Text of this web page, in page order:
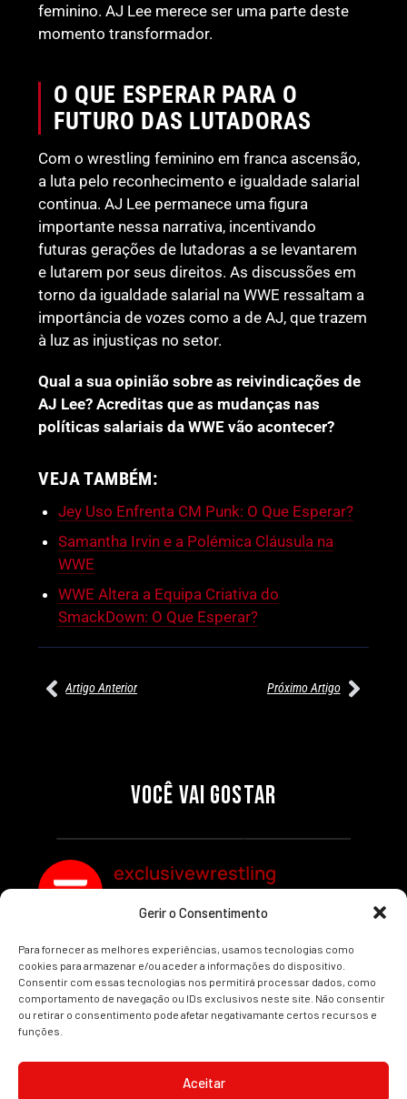
Gerir o Consentimento
Para fornecer as melhores experiências, usamos tecnologias como
cookies para armazenar e/ou aceder a informações do dispositivo.
Consentir com essas tecnologias nos permitirá processar dados, como
comportamento de navegação ou IDs exclusivos neste site. Não consentir
ou retirar o consentimento pode afetar negativamante certos recursos e
funções.
Aceitar
feminino. AJ Lee merece ser uma parte deste
momento transformador.
O QUE ESPERAR PARA O
FUTURO DAS LUTADORAS
Com o wrestling feminino em franca ascensão,
a luta pelo reconhecimento e igualdade salarial
continua. AJ Lee permanece uma figura
importante nessa narrativa, incentivando
futuras gerações de lutadoras a se levantarem
e lutarem por seus direitos. As discussões em
torno da igualdade salarial na WWE ressaltam a
importância de vozes como a de AJ, que trazem
à luz as injustiças no setor.
Qual a sua opinião sobre as reivindicações de
AJ Lee? Acreditas que as mudanças nas
políticas salariais da WWE vão acontecer?
VEJA TAMBÉM:
Jey Uso Enfrenta CM Punk: O Que Esperar?
Samantha Irvin e a Polémica Cláusula na
WWE
WWE Altera a Equipa Criativa do
SmackDown: O Que Esperar?
Artigo Anterior Próximo Artigo
VOCÊ VAI GOSTAR
SEGMENTOS A NÃO PERDER
Por exclusivewrestling
MUNDIAL FEMININO NA AEW
REDEMPTION
Por exclusivewrestling
exclusivewrestling
Ver mais Artigos